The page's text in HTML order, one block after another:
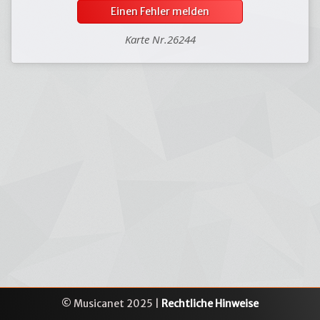
Einen Fehler melden
Karte Nr.26244
© Musicanet 2025 | Rechtliche Hinweise